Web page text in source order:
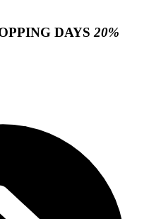
DAYS 20%